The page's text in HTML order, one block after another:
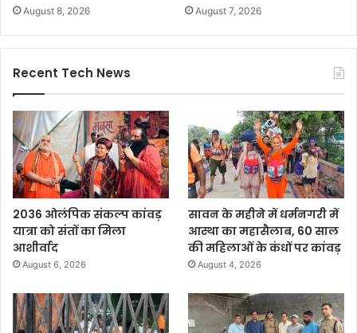
August 8, 2026 August 7, 2026
Recent Tech News
2036 ओलंपिक संकल्प कांवड़
यात्रा को संतों का मिला
आशीर्वाद
August 6, 2026
सावन के महीने में धर्मनगरी में
आस्था का महासैलाब, 60 साल
की महिलाओं के कंधों पर कांवड़
August 4, 2026